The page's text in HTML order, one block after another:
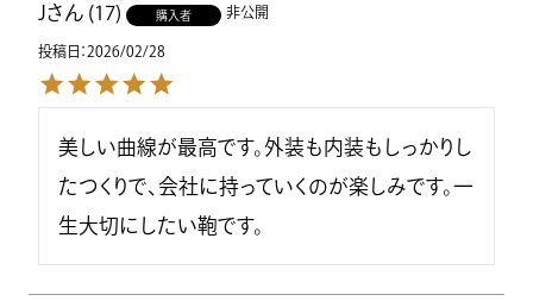
J 17 購入者 非公開
投稿日 2026/02/28
美しい曲線が最高です。外装も内装もしっかりし
たつくりで、会社に持っていくのが楽しみです。一
生大切にしたい鞄です。